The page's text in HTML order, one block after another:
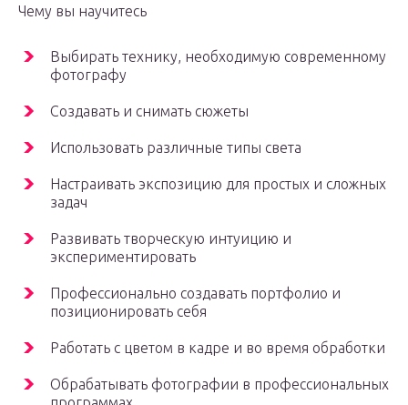
Чему вы научитесь
Выбирать технику, необходимую современному
фотографу
Создавать и снимать сюжеты
Использовать различные типы света
Настраивать экспозицию для простых и сложных
задач
Развивать творческую интуицию и
экспериментировать
Профессионально создавать портфолио и
позиционировать себя
Работать с цветом в кадре и во время обработки
Обрабатывать фотографии в профессиональных